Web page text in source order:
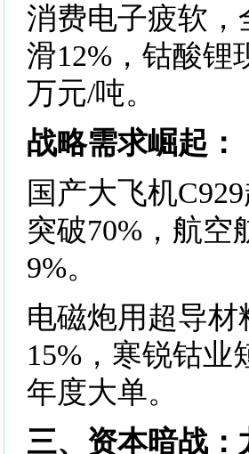
消费电子疲软
滑12%，钴酸锂
万元/吨。
​​战略需求崛起​​：
国产大飞机
突破70%，航空
9%。
电磁炮用超导
15%，寒锐钴业
年度大单。
三、资本暗战：